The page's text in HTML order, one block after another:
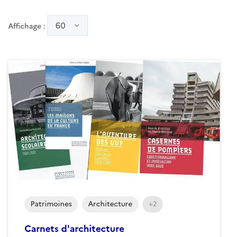
Affichage : 60
Carnets d'architecture
Patrimoines Architecture +2